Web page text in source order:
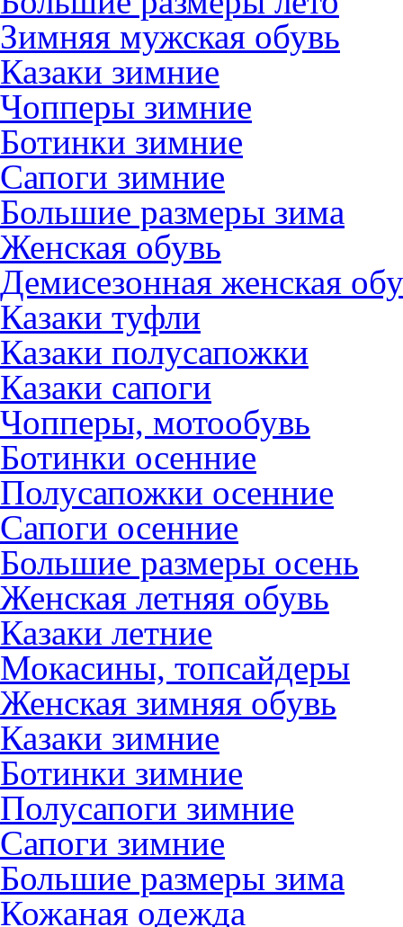
Зимняя мужская обувь
Казаки зимние
Чопперы зимние
Ботинки зимние
Сапоги зимние
Большие размеры зима
Женская обувь
Демисезонная женская
Казаки туфли
Казаки полусапожки
Казаки сапоги
Чопперы, мотообувь
Ботинки осенние
Полусапожки осенние
Сапоги осенние
Большие размеры осень
Женская летняя обувь
Казаки летние
Мокасины, топсайдеры
Женская зимняя обувь
Казаки зимние
Ботинки зимние
Полусапоги зимние
Сапоги зимние
Большие размеры зима
Кожаная одежда